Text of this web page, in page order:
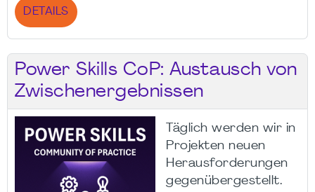
DETAILS
Power Skills CoP: Austausch von
Zwischenergebnissen
Täglich werden wir in
Projekten neuen
Herausforderungen
gegenübergestellt.